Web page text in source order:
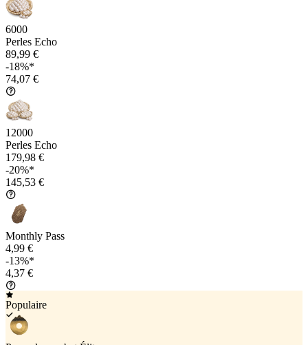
6000
Perles Echo
89,99 €
-18%*
74,07 €
12000
Perles Echo
179,98 €
-20%*
145,53 €
Monthly Pass
4,99 €
-13%*
4,37 €
Populaire